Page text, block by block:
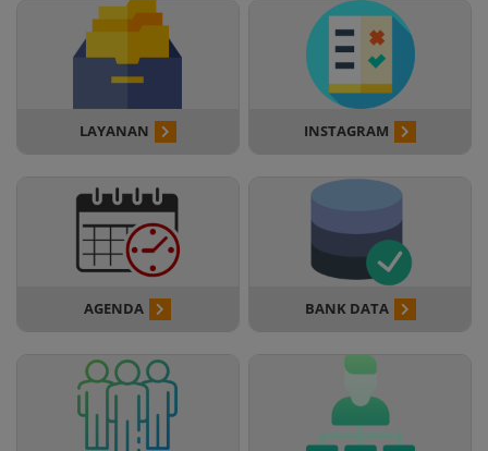
LAYANAN INSTAGRAM
AGENDA BANK DATA